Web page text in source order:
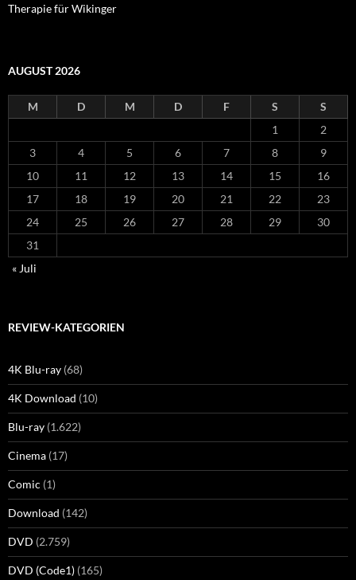
Therapie für Wikinger
AUGUST 2026
M D M D F S
S
1
2
3
4 5 6 7 8
9
10
11 12 13 14 15
16
17
18 19 20 21 22
23
24
25 26 27 28 29
30
31
« Juli
REVIEW-KATEGORIEN
4K Blu-ray (68)
4K Download (10)
Blu-ray (1.622)
Cinema (17)
Comic (1)
Download (142)
DVD (2.759)
DVD (Code1) (165)